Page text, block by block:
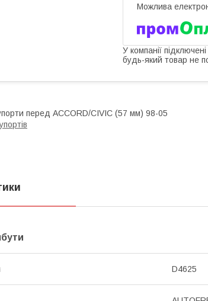
У компанії
будь-який товар не
перед ACCORD/CIVIC (57 мм) 98-05
D4625